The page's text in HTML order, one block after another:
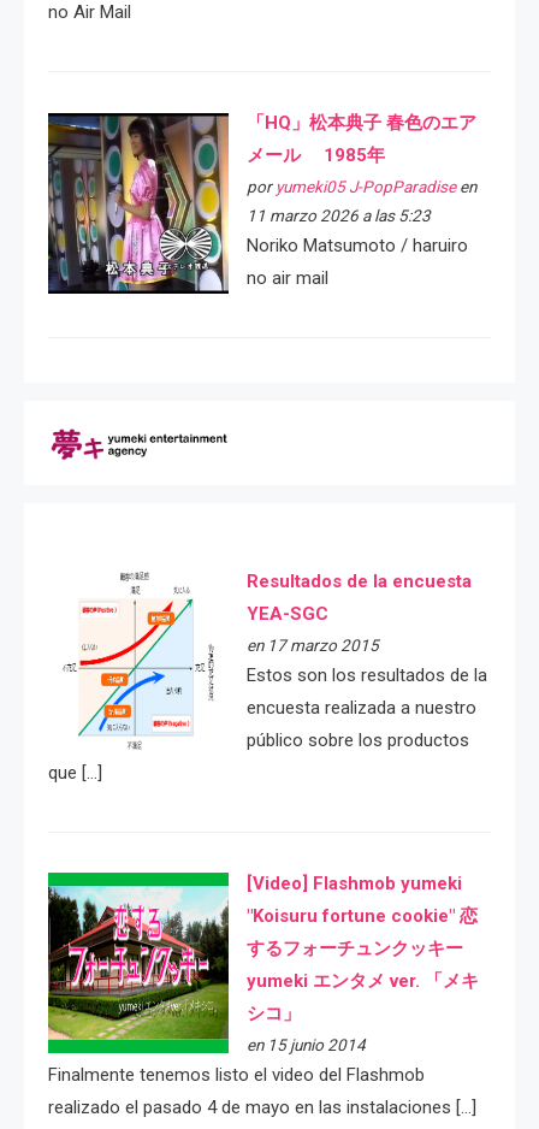
no Air Mail
「HQ」松本典子 春色のエア
メール 1985年
por yumeki05 J-PopParadiseen
11 marzo 2026 a las 5:23
Noriko Matsumoto / haruiro
no air mail
Resultados de la encuesta
YEA-SGC
en 17 marzo 2015
Estos son los resultados de la
encuesta realizada a nuestro
público sobre los productos
que […]
[Video] Flashmob yumeki
"Koisuru fortune cookie" 恋
するフォーチュンクッキー
yumeki エンタメ ver. 「メキ
シコ」
en 15 junio 2014
Finalmente tenemos listo el video del Flashmob
realizado el pasado 4 de mayo en las instalaciones […]